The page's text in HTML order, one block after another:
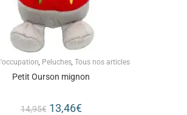
, Peluches, Tous nos articles
Petit Ourson mignon
14,95€ 13,46€